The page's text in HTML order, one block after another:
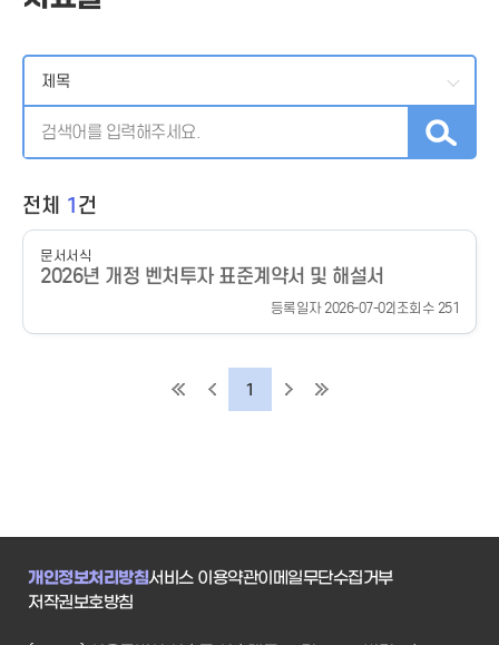
전체 1건
문서서식
2026년 개정 벤처투자 표준계약서 및 해설서
등록일자 2026-07-02| 조회수 251
1
개인정보처리방침서비스 이용약관이메일무단수집거부
저작권보호방침